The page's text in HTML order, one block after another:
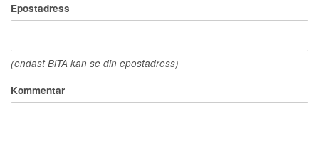
Epostadress
(endast BiTA kan se din epostadress)
Kommentar